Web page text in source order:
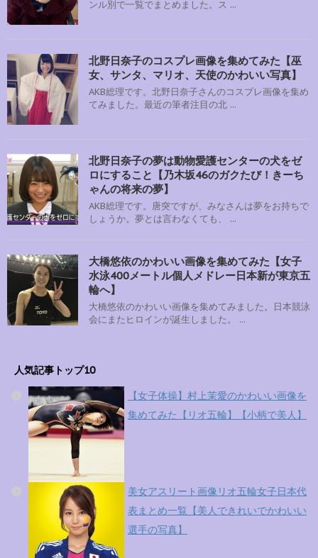
ンル別で一覧でまとめました。ス ...
北野日奈子のコスプレ画像を集めてみた【巫
女、サンタ、マリオ、天使のかわいい写真】
AKB総理です。北野日奈子さんのコスプレ画像を集め
てみました。最近の筆者注目の北 ...
北野日奈子の夢は動物愛護センターの犬をゼ
ロにすること【乃木坂46のガクたび！きーち
ゃんの将来の夢】
AKB総理です。唐突ですが、みなさんは夢をお持ちで
しょうか。夢とは言わなくても、 ...
大橋悠依のかわいい画像を集めてみた【女子
水泳400メートル個人メドレー日本新が東京五
輪へ】
大橋悠依のかわいい画像を集めてみました。日本競泳
会にまたヒロインが誕生しました。 ...
人気記事トップ10
【女子体操】村上茉愛のかわいい画像を
集めてみた【リオ五輪】【小柄で美人】
美女アスリート画像リオ五輪女子日本代
表まとめ一覧【美人できれいでかわいい
選手の写真】